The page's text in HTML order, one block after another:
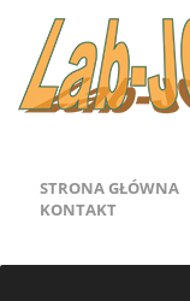
STRONA GŁÓWNA
KONTAKT